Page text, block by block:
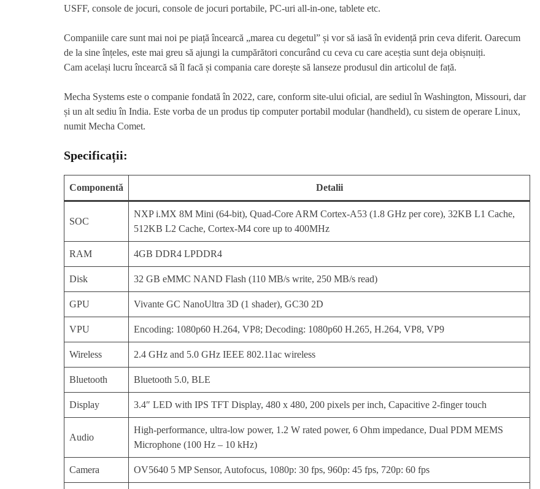
USFF, console de jocuri, console de jocuri portabile, PC-uri all-in-one, tablete etc.
Companiile care sunt mai noi pe piață încearcă „marea cu degetul” și vor să iasă în evidență prin ceva diferit. Oarecum
de la sine înțeles, este mai greu să ajungi la cumpărători concurând cu ceva cu care aceștia sunt deja obișnuiți.
Cam același lucru încearcă să îl facă și compania care dorește să lanseze produsul din articolul de față.
Mecha Systems este o companie fondată în 2022, care, conform site-ului oficial, are sediul în Washington, Missouri, dar
și un alt sediu în India. Este vorba de un produs tip computer portabil modular (handheld), cu sistem de operare Linux,
numit Mecha Comet.
Specificații:
Componentă Detalii
SOC
NXP i.MX 8M Mini (64-bit), Quad-Core ARM Cortex-A53 (1.8 GHz per core), 32KB L1 Cache,
512KB L2 Cache, Cortex-M4 core up to 400MHz
RAM 4GB DDR4 LPDDR4
Disk 32 GB eMMC NAND Flash (110 MB/s write, 250 MB/s read)
GPU Vivante GC NanoUltra 3D (1 shader), GC30 2D
VPU Encoding: 1080p60 H.264, VP8; Decoding: 1080p60 H.265, H.264, VP8, VP9
Wireless 2.4 GHz and 5.0 GHz IEEE 802.11ac wireless
Bluetooth Bluetooth 5.0, BLE
Display 3.4″ LED with IPS TFT Display, 480 x 480, 200 pixels per inch, Capacitive 2-finger touch
Audio
High-performance, ultra-low power, 1.2 W rated power, 6 Ohm impedance, Dual PDM MEMS
Microphone (100 Hz – 10 kHz)
Camera OV5640 5 MP Sensor, Autofocus, 1080p: 30 fps, 960p: 45 fps, 720p: 60 fps